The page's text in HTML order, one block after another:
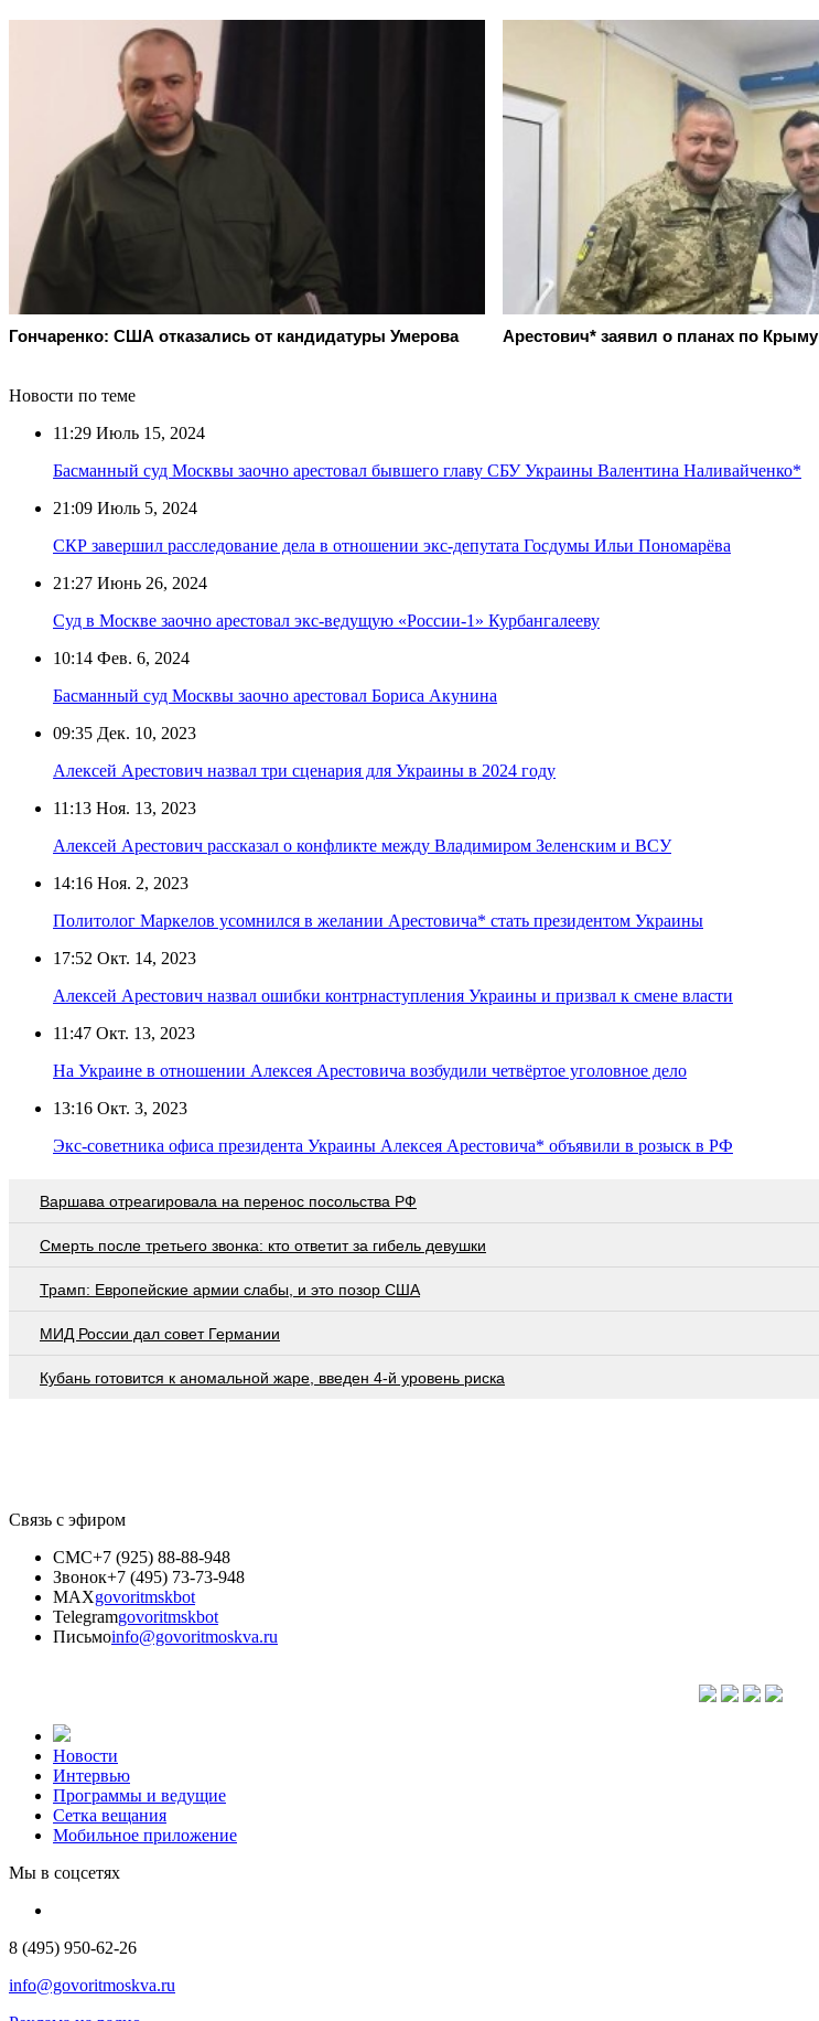
Гончаренко: США отказались от кандидатуры Умерова Арестович* заявил о планах по Крыму
Новости по теме
11:29 Июль 15, 2024
Басманный суд Москвы заочно арестовал бывшего главу СБУ Украины Валентина Наливайченко*
21:09 Июль 5, 2024
СКР завершил расследование дела в отношении экс-депутата Госдумы Ильи Пономарёва
21:27 Июнь 26, 2024
Суд в Москве заочно арестовал экс-ведущую «России-1» Курбангалееву
10:14 Фев. 6, 2024
Басманный суд Москвы заочно арестовал Бориса Акунина
09:35 Дек. 10, 2023
Алексей Арестович назвал три сценария для Украины в 2024 году
11:13 Ноя. 13, 2023
Алексей Арестович рассказал о конфликте между Владимиром Зеленским и ВСУ
14:16 Ноя. 2, 2023
Политолог Маркелов усомнился в желании Арестовича* стать президентом Украины
17:52 Окт. 14, 2023
Алексей Арестович назвал ошибки контрнаступления Украины и призвал к смене власти
11:47 Окт. 13, 2023
На Украине в отношении Алексея Арестовича возбудили четвёртое уголовное дело
13:16 Окт. 3, 2023
Экс-советника офиса президента Украины Алексея Арестовича* объявили в розыск в РФ
Варшава отреагировала на перенос посольства РФ
Смерть после третьего звонка: кто ответит за гибель девушки
Трамп: Европейские армии слабы, и это позор США
МИД России дал совет Германии
Кубань готовится к аномальной жаре, введен 4-й уровень риска
Связь с эфиром
СМС+7 (925) 88-88-948
Звонок+7 (495) 73-73-948
MAXgovoritmskbot
Telegramgovoritmskbot
Письмоinfo@govoritmoskva.ru
Новости
Интервью
Программы и ведущие
Сетка вещания
Мобильное приложение
Мы в соцсетях
8 (495) 950-62-26
info@govoritmoskva.ru